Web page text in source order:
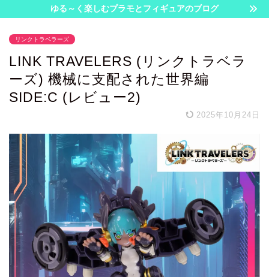
ゆる～く楽しむプラモとフィギュアのブログ
リンクトラベラーズ
LINK TRAVELERS (リンクトラベラ
ーズ) 機械に支配された世界編
SIDE:C (レビュー2)
2025年10月24日